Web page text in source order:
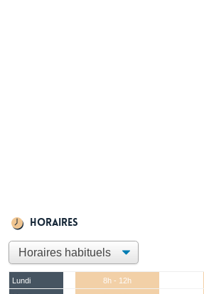
Horaires
Lundi 8h - 12h